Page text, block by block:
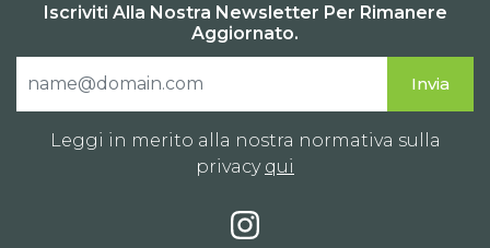
Iscriviti Alla Nostra Newsletter Per Rimanere
Aggiornato.
Leggi in merito alla nostra normativa sulla
privacy qui